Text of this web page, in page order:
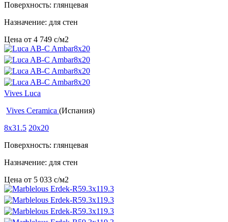
Поверхность: глянцевая
Назначение: для стен
Цена от 4 749 c/м2
Vives Luca
Vives Ceramica (Испания)
8x31.5 20x20
Поверхность: глянцевая
Назначение: для стен
Цена от 5 033 c/м2